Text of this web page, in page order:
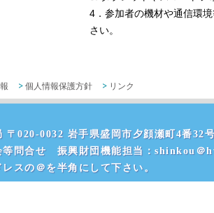
4．参加者の機材や通信環
さい。
個人情報保護方針 リンク
〒020-0032 岩手県盛岡市夕顔瀬町4番32
等問合せ 振興財団機能担当：
レスの＠を半角にして下さい。